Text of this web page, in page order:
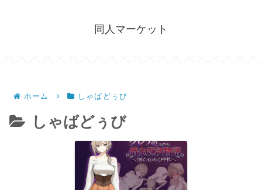
同人マーケット
ホーム しゃばどぅび
しゃばどぅび